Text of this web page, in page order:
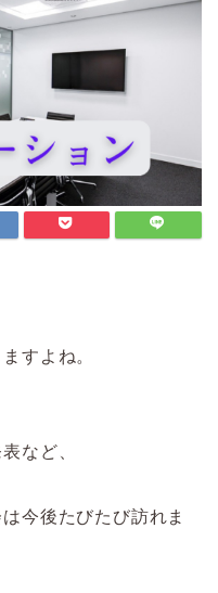
すよね。
など、
今後たびたび訪れま